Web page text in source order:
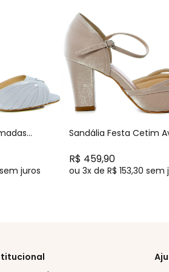
sem juros
Sandália Festa Cetim
R$ 459,90
ou 3x de R$ 153,30 sem